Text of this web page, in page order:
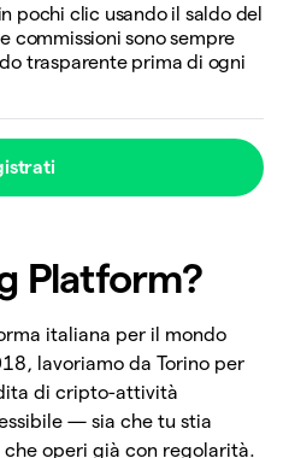
pochi clic usando il saldo del
commissioni sono sempre
trasparente prima di ogni
Platform?
italiana per il mondo
lavoriamo da Torino per
di cripto-attività
— sia che tu stia
operi già con regolarità.